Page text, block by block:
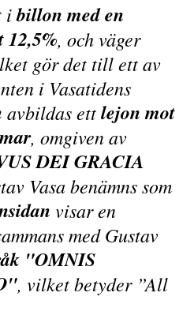
ibillon med en
12,5%, och väger
gör det till ett av
i Vasatidens
avbildas ettlejon mot
, omgiven av
DEI GRACIA
Vasa benämns som
visar en
med Gustav
"OMNIS
, vilket betyder ”All